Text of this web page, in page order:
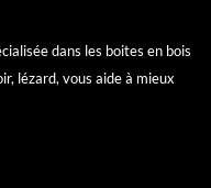
dans les boites en bois
lézard, vous aide à mieux